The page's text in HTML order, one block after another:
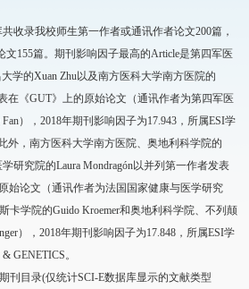
收录我校师生第一作者或通讯作者论文200篇，
文155篇。期刊影响因子最高的Article是第四军医
学的Xuan Zhu以及南方医科大学南方医院的
在《GUT》上的原始论文（通讯作者为第四军医
），2018年期刊影响因子为17.943，所属ESI学
外，南方医科大学南方医院、奥地利科学院的
研究院的Laura Mondragón以并列第一作者发表
始论文（通讯作者为法国国家健康与医学研究
卡学院的Guido Kroemer和奥地利科学院、不列颠
），2018年期刊影响因子为17.848，所属ESI学
GENETICS。
目录(仅统计SCI-E数据库显示的文献类型